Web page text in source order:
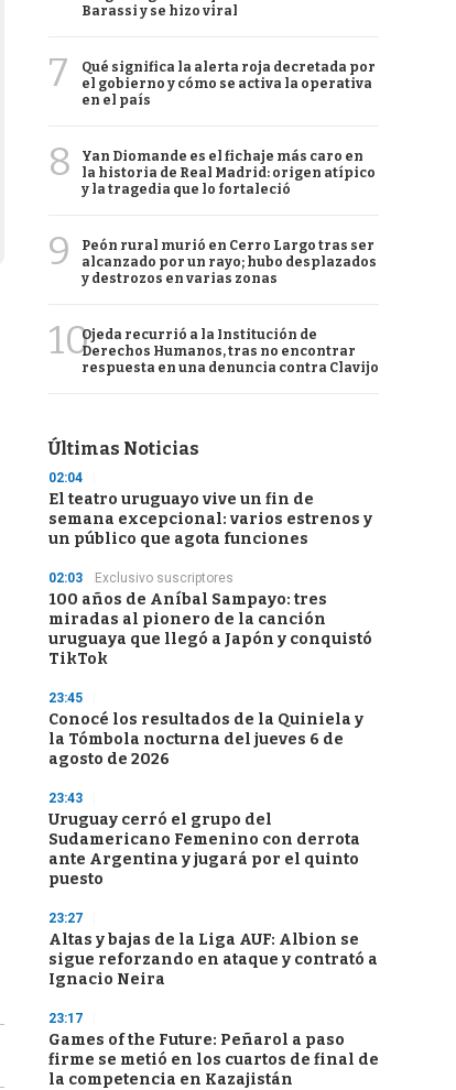
Barassi y se hizo viral
7
Qué significa la alerta roja decretada por
el gobierno y cómo se activa la operativa
en el país
8
Yan Diomande es el fichaje más caro en
la historia de Real Madrid: origen atípico
y la tragedia que lo fortaleció
9
Peón rural murió en Cerro Largo tras ser
alcanzado por un rayo; hubo desplazados
y destrozos en varias zonas
10Ojeda recurrió a la Institución de
Derechos Humanos, tras no encontrar
respuesta en una denuncia contra Clavijo
Últimas Noticias
02:04
El teatro uruguayo vive un fin de
semana excepcional: varios estrenos y
un público que agota funciones
02:03 Exclusivo suscriptores
100 años de Aníbal Sampayo: tres
miradas al pionero de la canción
uruguaya que llegó a Japón y conquistó
TikTok
23:45
Conocé los resultados de la Quiniela y
la Tómbola nocturna del jueves 6 de
agosto de 2026
23:43
Uruguay cerró el grupo del
Sudamericano Femenino con derrota
ante Argentina y jugará por el quinto
puesto
23:27
Altas y bajas de la Liga AUF: Albion se
sigue reforzando en ataque y contrató a
Ignacio Neira
23:17
Games of the Future: Peñarol a paso
firme se metió en los cuartos de final de
la competencia en Kazajistán